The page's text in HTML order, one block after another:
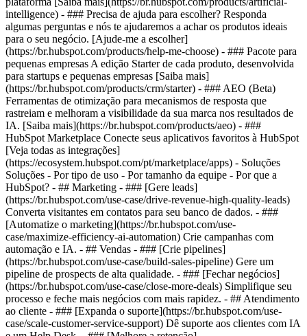
intelligence) - ### Precisa de ajuda para escolher? Responda
algumas perguntas e nós te ajudaremos a achar os produtos ideais
para o seu negócio. [Ajude-me a escolher]
(https://br.hubspot.com/products/help-me-choose) - ### Pacote para
pequenas empresas A edição Starter de cada produto, desenvolvida
para startups e pequenas empresas [Saiba mais]
(https://br.hubspot.com/products/crm/starter) - ### AEO (Beta)
Ferramentas de otimização para mecanismos de resposta que
rastreiam e melhoram a visibilidade da sua marca nos resultados de
IA. [Saiba mais](https://br.hubspot.com/products/aeo) - ###
HubSpot Marketplace Conecte seus aplicativos favoritos à HubSpot
[Veja todas as integrações]
(https://ecosystem.hubspot.com/pt/marketplace/apps) - Soluções
Soluções - Por tipo de uso - Por tamanho da equipe - Por que a
HubSpot? - ## Marketing - ### [Gere leads]
(https://br.hubspot.com/use-case/drive-revenue-high-quality-leads)
Converta visitantes em contatos para seu banco de dados. - ###
[Automatize o marketing](https://br.hubspot.com/use-
case/maximize-efficiency-ai-automation) Crie campanhas com
automação e IA. - ## Vendas - ### [Crie pipelines]
(https://br.hubspot.com/use-case/build-sales-pipeline) Gere um
pipeline de prospects de alta qualidade. - ### [Fechar negócios]
(https://br.hubspot.com/use-case/close-more-deals) Simplifique seu
processo e feche mais negócios com mais rapidez. - ## Atendimento
ao cliente - ### [Expanda o suporte](https://br.hubspot.com/use-
case/scale-customer-service-support) Dê suporte aos clientes com IA